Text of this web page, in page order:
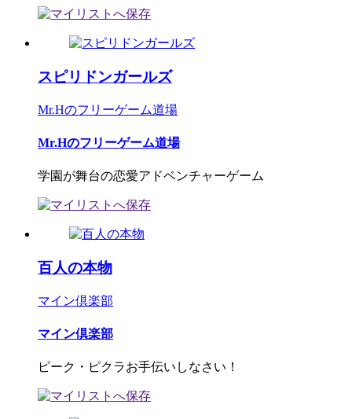
スピリドンガールズ
Mr.Hのフリーゲーム道場
Mr.Hのフリーゲーム道場
学園が舞台の恋愛アドベンチャーゲーム
百人の本物
マイン倶楽部
マイン倶楽部
ピーク・ピクラお手伝いしなさい！